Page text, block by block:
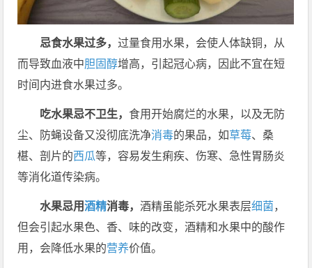
忌食水果过多，过量食用水果，会使人体缺铜，从
而导致血液中胆固醇增高，引起冠心病，因此不宜在短
时间内进食水果过多。
吃水果忌不卫生，食用开始腐烂的水果，以及无防
尘、防蝇设备又没彻底洗净消毒的果品，如草莓、桑
椹、剖片的西瓜等，容易发生痢疾、伤寒、急性胃肠炎
等消化道传染病。
水果忌用酒精消毒，酒精虽能杀死水果表层细菌，
但会引起水果色、香、味的改变，酒精和水果中的酸作
用，会降低水果的营养价值。